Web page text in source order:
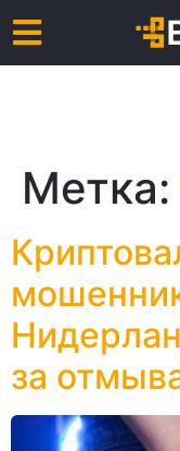
Метка:
за